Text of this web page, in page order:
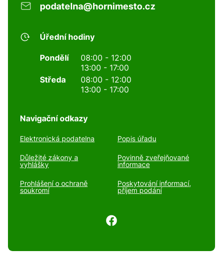
podatelna@hornimesto.cz
Úřední hodiny
Pondělí
08:00 - 12:00
13:00 - 17:00
Středa
08:00 - 12:00
13:00 - 17:00
Navigační odkazy
Elektronická podatelna Popis úřadu
Důležité zákony a
vyhlášky
Povinně zveřejňované
informace
Prohlášení o ochraně
soukromí
Poskytování informací,
příjem podání